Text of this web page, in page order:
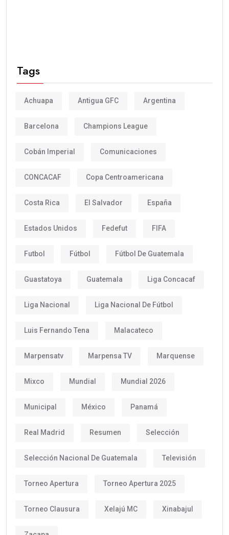
Tags
Achuapa Antigua GFC Argentina
Barcelona Champions League
Cobán Imperial Comunicaciones
CONCACAF Copa Centroamericana
Costa Rica El Salvador España
Estados Unidos Fedefut FIFA
Futbol Fútbol Fútbol De Guatemala
Guastatoya Guatemala Liga Concacaf
Liga Nacional Liga Nacional De Fútbol
Luis Fernando Tena Malacateco
Marpensatv Marpensa TV Marquense
Mixco Mundial Mundial 2026
Municipal México Panamá
Real Madrid Resumen Selección
Selección Nacional De Guatemala Televisión
Torneo Apertura Torneo Apertura 2025
Torneo Clausura Xelajú MC Xinabajul